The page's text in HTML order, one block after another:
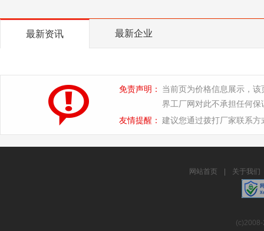
最新资讯 最新企业
免责声明：
当前页为价格信息展示，
界工厂网对此不承担任何保
友情提醒： 建议您通过拨打厂家联系
网站首页 关于我们